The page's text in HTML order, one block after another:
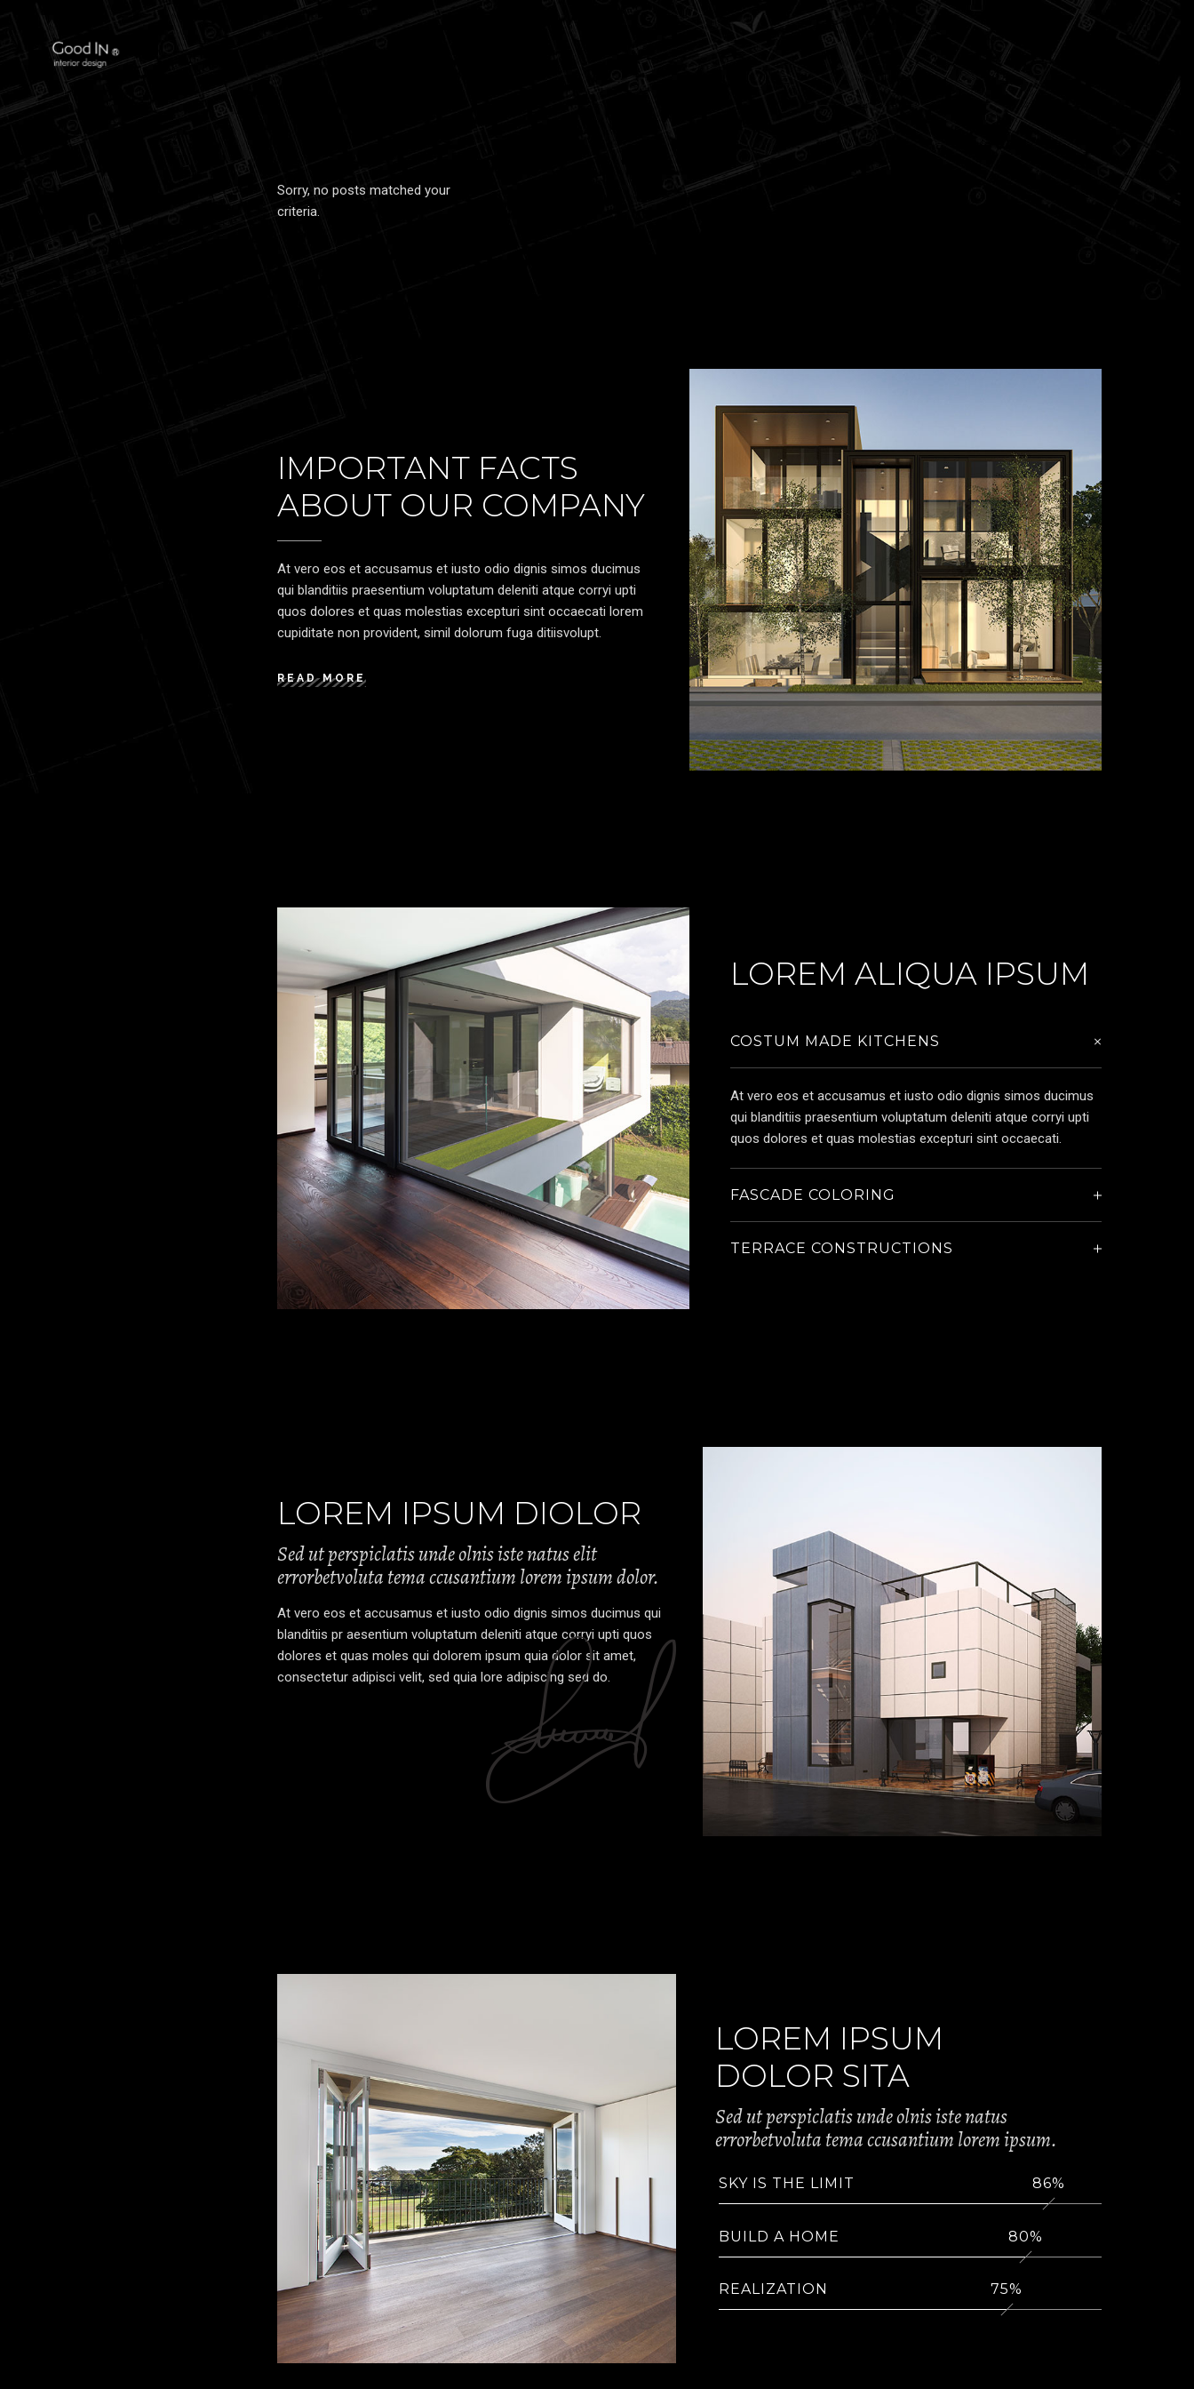
Sorry, no posts matched your
criteria.
IMPORTANT FACTS
ABOUT OUR COMPANY
At vero eos et accusamus et iusto odio dignis simos ducimus
qui blanditiis praesentium voluptatum deleniti atque corryi upti
quos dolores et quas molestias excepturi sint occaecati lorem
cupiditate non provident, simil dolorum fuga ditiisvolupt.
READ MORE
LOREM ALIQUA IPSUM
COSTUM MADE KITCHENS
At vero eos et accusamus et iusto odio dignis simos ducimus
qui blanditiis praesentium voluptatum deleniti atque corryi upti
quos dolores et quas molestias excepturi sint occaecati.
FASCADE COLORING
TERRACE CONSTRUCTIONS
LOREM IPSUM DIOLOR
Sed ut perspiclatis unde olnis iste natus elit
errorbetvoluta tema ccusantium lorem ipsum dolor.
At vero eos et accusamus et iusto odio dignis simos ducimus qui
blanditiis pr aesentium voluptatum deleniti atque corryi upti quos
dolores et quas moles qui dolorem ipsum quia dolor sit amet,
consectetur adipisci velit, sed quia lore adipiscing sed do.
LOREM IPSUM
DOLOR SITA
Sed ut perspiclatis unde olnis iste natus
errorbetvoluta tema ccusantium lorem ipsum.
SKY IS THE LIMIT 86
BUILD A HOME 80
REALIZATION 75